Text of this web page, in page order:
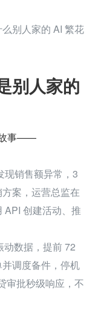
别人家的 AI 繁花
别人家的
故事——
现销售额异常，3
案，运营总监在
API 创建活动、推
动数据，提前 72
调度备件，停机
审批秒级响应，不